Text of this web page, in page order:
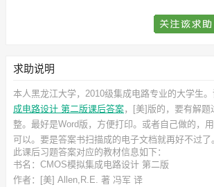
求助说明
本人黑龙江大学，2010级集成电路专业的大学生
成电路设计 第二版课后答案，[美] 版的，要有解题
整。最好是Word版，方便打印。或者自己做的，
可以。要是答案书扫描成的电子文档就再好不过了
此课后习题答案对应的教材信息如下：
书名：CMOS模拟集成电路设计 第二版
作者：[美] Allen,R.E. 著 冯军 译